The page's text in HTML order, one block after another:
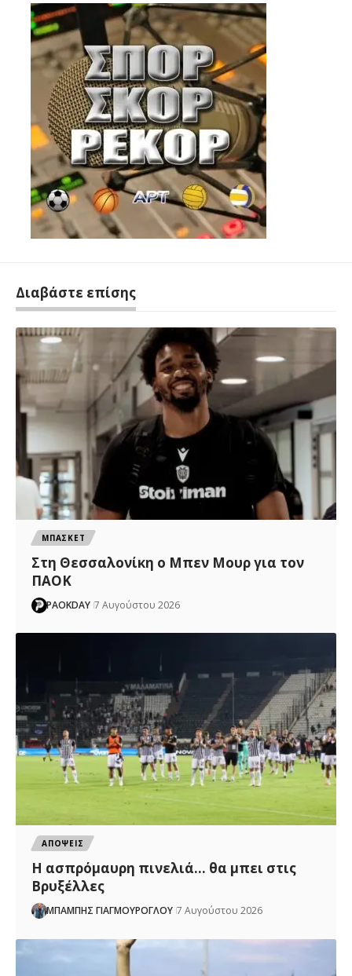
Διαβάστε επίσης
ΜΠΑΣΚΕΤ
Στη Θεσσαλονίκη ο Μπεν Μουρ για τον
ΠΑΟΚ
PAOKDAY 7 Αυγούστου 2026
ΑΠΟΨΕΙΣ
Η ασπρόμαυρη πινελιά… θα μπει στις
Βρυξέλλες
ΜΠΑΜΠΗΣ ΓΙΑΓΜΟΥΡΟΓΛΟΥ 7 Αυγούστου 2026